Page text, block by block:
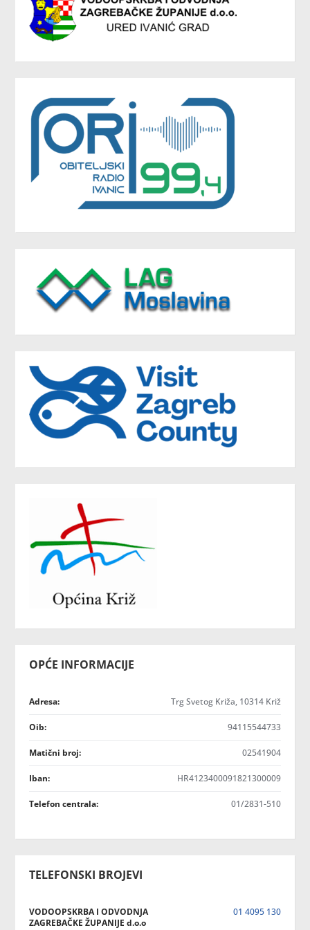
OPĆE INFORMACIJE
Adresa: Trg Svetog Križa, 10314 Križ
Oib: 94115544733
Matični broj: 02541904
Iban: HR4123400091821300009
Telefon centrala: 01/2831-510
TELEFONSKI BROJEVI
VODOOPSKRBA I ODVODNJA
ZAGREBAČKE ŽUPANIJE d.o.o
01 4095 130